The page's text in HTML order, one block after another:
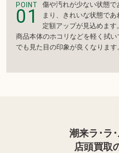
POINT
01
傷や汚れが少ない状態で
まり、きれいな状態であ
定額アップが見込めます
商品本体のホコリなどを軽く拭
でも見た目の印象が良くなります
潮来ラ･ラ
店頭買取